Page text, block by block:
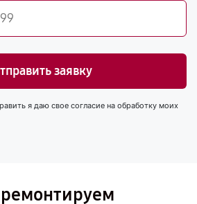
заявку
я даю свое согласие на обработку моих